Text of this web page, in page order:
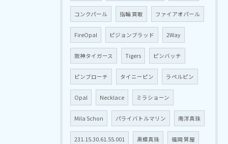
コンクパール 指輪 買取 ファイアオパール
FireOpal ピジョンブラッド 2Way
阪神タイガース Tigers ピンバッチ
ピンブローチ タイニーピン ラペルピン
Opal Necklace ミラショーン
Mila Schon パライバトルマリン 南洋真珠
231.15.30.61.55.001 黒蝶真珠 福岡 質屋